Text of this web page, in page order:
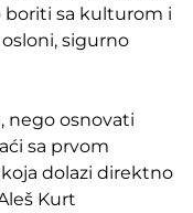
boriti sa kulturom i
sigurno
nego osnovati
sa prvom
dolazi direktno
Kurt